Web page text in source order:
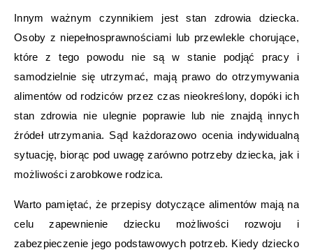
Innym ważnym czynnikiem jest stan zdrowia dziecka.
Osoby z niepełnosprawnościami lub przewlekle chorujące,
które z tego powodu nie są w stanie podjąć pracy i
samodzielnie się utrzymać, mają prawo do otrzymywania
alimentów od rodziców przez czas nieokreślony, dopóki ich
stan zdrowia nie ulegnie poprawie lub nie znajdą innych
źródeł utrzymania. Sąd każdorazowo ocenia indywidualną
sytuację, biorąc pod uwagę zarówno potrzeby dziecka, jak i
możliwości zarobkowe rodzica.
Warto pamiętać, że przepisy dotyczące alimentów mają na
celu zapewnienie dziecku możliwości rozwoju i
zabezpieczenie jego podstawowych potrzeb. Kiedy dziecko